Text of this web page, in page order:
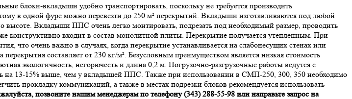
блоки-вкладыши удобно транспортировать, поскольку не требуется производить
в одной фуре можно перевезти до 250 м² перекрытий. Вкладыши изготавливаются под любой
Вкладыши ППС очень легко монтировать, подрезать под необходимый размер, проводить
входит в состав монолитной плиты. Перекрытие получается утепленным. При
что очень важно в случаях, когда перекрытие устанавливается на слабонесущих стенах или
составляет от 230 кг/м². Безусловным преимуществом является низкая стоимость
экологичность, негорючесть и длина 0,2 м. Погрузочно-разгрузочные работы ведутся с
на 13-15% выше, чем у вкладышей ППС. Также при использовании в СМП-250, 300, 350 необходимо
прокладку коммуникаций, а также в местах подрезки блоков рекомендуется использовать
позвоните нашим менеджерам по телефону (343) 288-55-98 или направьте запрос на